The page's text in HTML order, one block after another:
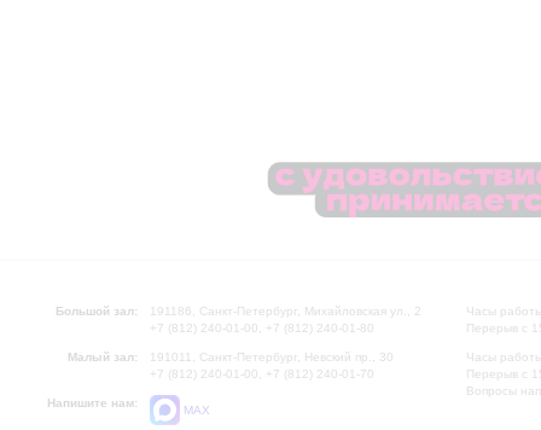
Большой зал:
191186, Санкт-Петербург, Михайловская ул., 2
+7 (812) 240-01-00, +7 (812) 240-01-80
Малый зал:
191011, Санкт-Петербург, Невский пр., 30
+7 (812) 240-01-00, +7 (812) 240-01-70
Напишите нам:
MAX
Часы
Перерыв с
Часы
Перерыв с
Вопросы